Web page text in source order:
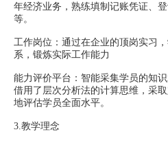
年经济业务，熟练填制记账凭证、
等。
工作岗位：通过在企业的顶岗实习
系，锻炼实际工作能力
能力评价平台：智能采集学员的知
借用了层次分析法的计算思维，采
地评估学员全面水平。
3.教学理念